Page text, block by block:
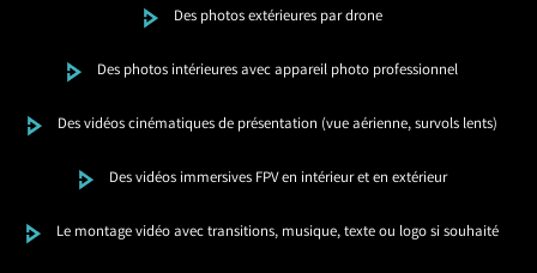
Des photos extérieures par drone
Des photos intérieures avec appareil photo professionnel
Des vidéos cinématiques de présentation (vue aérienne, survols lents)
Des vidéos immersives FPV en intérieur et en extérieur
Le montage vidéo avec transitions, musique, texte ou logo si souhaité